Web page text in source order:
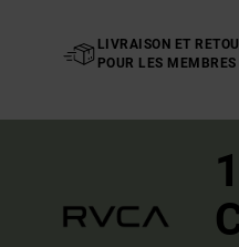
LIVRAISON ET
POUR LES MEMBRES